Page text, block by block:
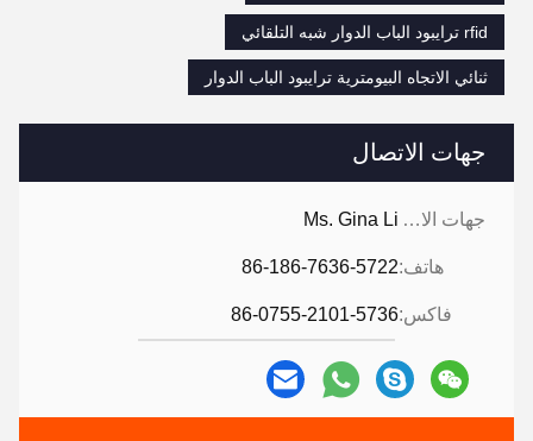
جهات الاتصال
جهات الاتصال: Ms. Gina Li
هاتف:86-186-7636-5722
فاكس:86-0755-2101-5736
rfid ترايبود الباب الدوار شبه التلقائي
ثنائي الاتجاه البيومترية ترايبود الباب الدوار